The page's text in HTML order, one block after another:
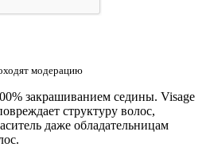
модерацию
закрашиванием седины. Visage
структуру волос,
даже обладательницам